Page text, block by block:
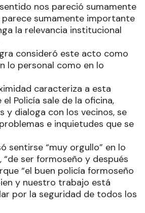
sentido nos pareció sumamente
sumamente importante
la relevancia institucional
consideró este acto como
lo personal como en lo
caracteriza a esta
Policía sale de la oficina,
y dialoga con los vecinos, se
e inquietudes que se
sentirse “muy orgullo” en lo
“de ser formoseño y después
“el buen policía formoseño
y nuestro trabajo está
por la seguridad de todos los